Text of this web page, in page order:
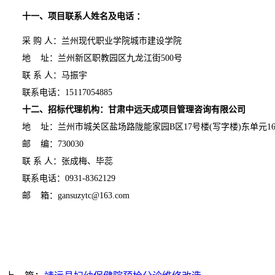
十一、项目联系人姓名及电话 ：
采 购 人： 兰州现代职业学院城市建设学院
地
址：兰州新区职教园区九龙江街500号
联 系 人： 马振宇
联系电话： 15117054885
十二、招标代理机构：甘肃中远天成项目管理咨询有限公司
地
址：兰州市城关区盐场路陇能家园B区17号楼(写字楼)东单元
邮
编： 730030
联 系 人：张成梅、 毕蕊
联系电话： 0931-8362129
邮
箱： gansuzytc@163.com